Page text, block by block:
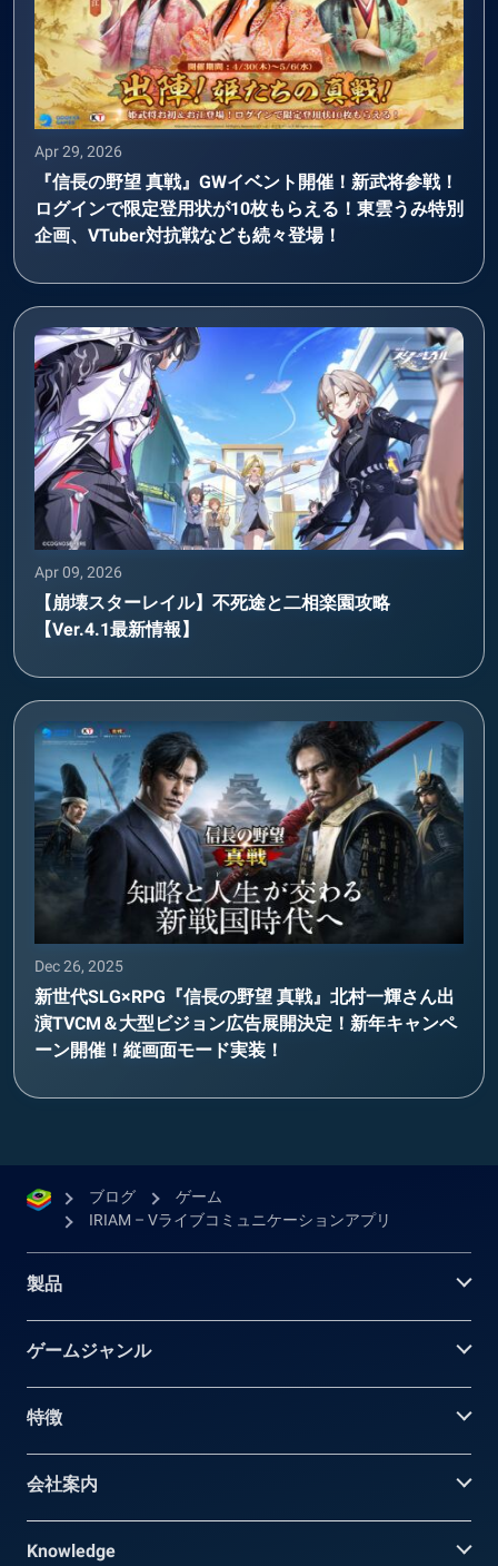
Apr 29, 2026
『信長の野望 真戦』GWイベント開催！新武将参戦！
ログインで限定登用状が10枚もらえる！東雲うみ特別
企画、VTuber対抗戦なども続々登場！
Apr 09, 2026
【崩壊スターレイル】不死途と二相楽園攻略
【Ver.4.1最新情報】
Dec 26, 2025
新世代SLG×RPG『信長の野望 真戦』北村一輝さん出
演TVCM＆大型ビジョン広告展開決定！新年キャンペ
ーン開催！縦画面モード実装！
ブログ
ゲーム
IRIAM – Vライブコミュニケーションアプリ
製品
ゲームジャンル
特徴
会社案内
Knowledge